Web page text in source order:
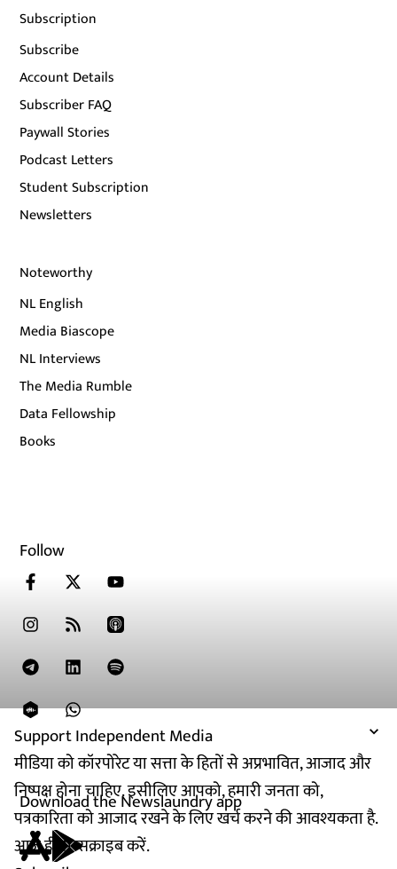
Support Independent Media
मीडिया को कॉरपोरेट या सत्ता के हितों से अप्रभावित, आजाद और
निष्पक्ष होना चाहिए. इसीलिए आपको, हमारी जनता को,
पत्रकारिता को आजाद रखने के लिए खर्च करने की आवश्यकता है.
आज ही सब्सक्राइब करें.
Subscription
Subscribe
Account Details
Subscriber FAQ
Paywall Stories
Podcast Letters
Student Subscription
Newsletters
Noteworthy
NL English
Media Biascope
NL Interviews
The Media Rumble
Data Fellowship
Books
Follow
Download the Newslaundry app